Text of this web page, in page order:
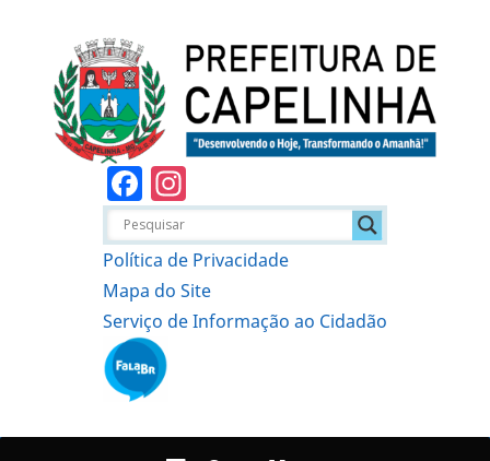
Facebook
Política de Privacidade
Mapa do Site
Serviço de Informação ao Cidadão